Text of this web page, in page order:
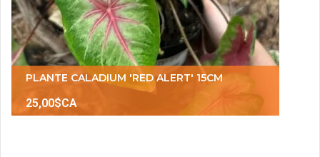
PLANTE CALADIUM 'RED ALERT' 15CM
25,00$CA